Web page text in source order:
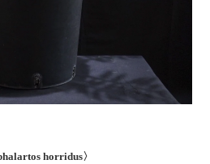
horridus〉